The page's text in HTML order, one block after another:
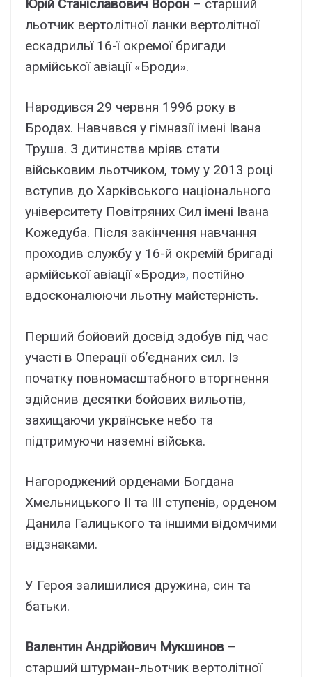
Юрій Станіславович Ворон – старший
льотчик вертолітної ланки вертолітної
ескадрильї 16-ї окремої бригади
армійської авіації «Броди».
Народився 29 червня 1996 року в
Бродах. Навчався у гімназії імені Івана
Труша. З дитинства мріяв стати
військовим льотчиком, тому у 2013 році
вступив до Харківського національного
університету Повітряних Сил імені Івана
Кожедуба. Після закінчення навчання
проходив службу у 16-й окремій бригаді
армійської авіації «Броди», постійно
вдосконалюючи льотну майстерність.
Перший бойовий досвід здобув під час
участі в Операції об’єднаних сил. Із
початку повномасштабного вторгнення
здійснив десятки бойових вильотів,
захищаючи українське небо та
підтримуючи наземні війська.
Нагороджений орденами Богдана
Хмельницького II та III ступенів, орденом
Данила Галицького та іншими відомчими
відзнаками.
У Героя залишилися дружина, син та
батьки.
Валентин Андрійович Мукшинов –
старший штурман-льотчик вертолітної